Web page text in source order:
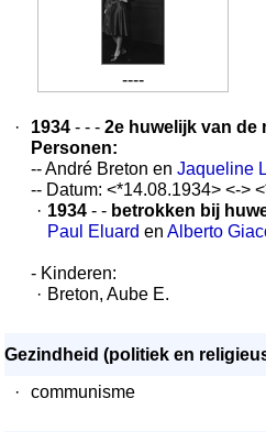
----
· 1934 - - - 2e huwelijk van de
Personen:
-- André Breton en Jaqueline
-- Datum: <*14.08.1934> <->
· 1934 - - betrokken bij
Paul Eluard en Alberto
- Kinderen:
· Breton, Aube E.
Gezindheid (politiek en
·
communisme